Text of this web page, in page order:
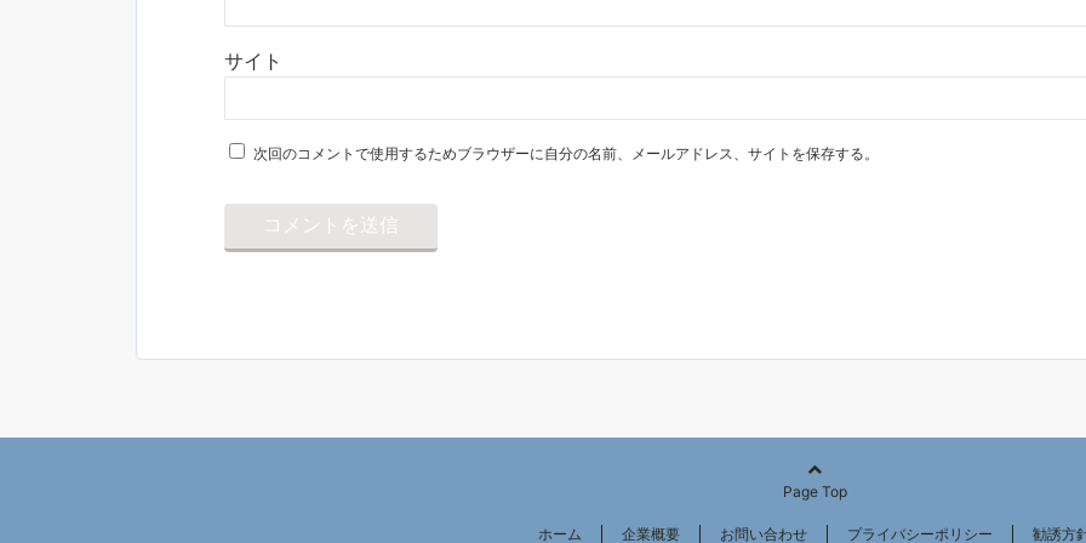
サイト
次回のコメントで使用するためブラウザーに自分の名前、メールアドレス、サイトを保存する。
Page Top
ホーム 企業概要 お問い合わせ プライバシーポリシー 勧誘方